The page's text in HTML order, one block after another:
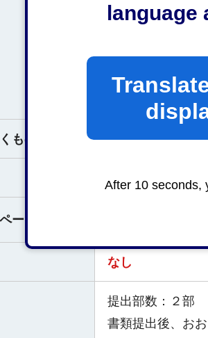
language
After 10 seconds,
緑地政策課 計
（受付時間）
平日午前8時30分
なお、土日祝日
もの なし
なし
ージ
なし
提出部数：２部
書類提出後、お